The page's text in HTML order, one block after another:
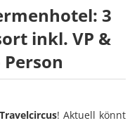
3
inkl. VP &
Travelcircus! Aktuell könnt